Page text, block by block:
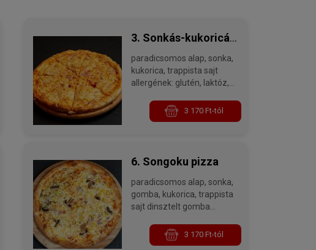
3. Sonkás-kukoricás
pizza
paradicsomos alap, sonka,
kukorica, trappista sajt
allergének: glutén, laktóz,
3 170 Ft-tól
6. Songoku pizza
paradicsomos alap, sonka,
gomba, kukorica, trappista
sajt dinsztelt gomba
allergének: glutén, laktóz,
kén-dioxid és szulfitok,
3 170 Ft-tól